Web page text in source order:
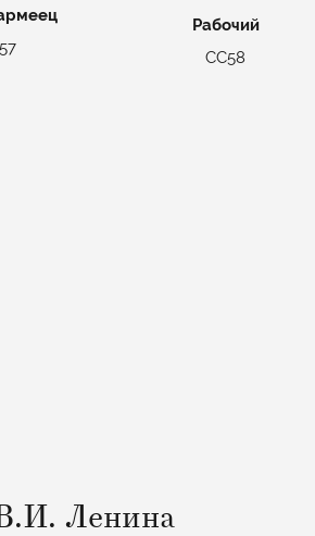
Рабочий
СС58
Ленина